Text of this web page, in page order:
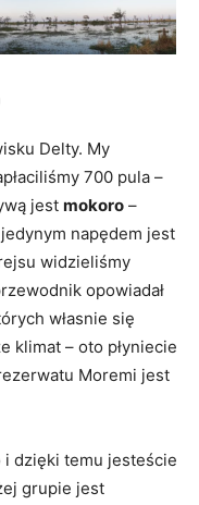
Delty. My
700 pula –
jest mokoro –
napędem jest
widzieliśmy
opowiadał
własnie się
klimat – oto płyniecie
Moremi jest
i dzięki temu jesteście
grupie jest